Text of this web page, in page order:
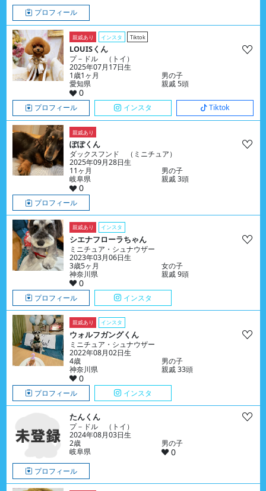
プロフィール
親戚あり インスタ Tiktok
LOUISくん
プ－ドル （トイ）
2025年07月17日生
1歳1ヶ月
男の子
愛知県
親戚 5頭
0
プロフィール インスタ Tiktok
親戚あり
ぽぽくん
ダックスフンド （ミニチュア）
2025年09月28日生
11ヶ月
男の子
岐阜県
親戚 3頭
0
プロフィール
親戚あり インスタ
シエナフローラちゃん
ミニチュア・シュナウザー
2023年03月06日生
3歳5ヶ月
女の子
神奈川県
親戚 9頭
0
プロフィール インスタ
親戚あり インスタ
ウォルフガングくん
ミニチュア・シュナウザー
2022年08月02日生
4歳
男の子
神奈川県
親戚 33頭
0
プロフィール インスタ
たんくん
プ－ドル （トイ）
2024年08月03日生
2歳
男の子
岐阜県
0
プロフィール